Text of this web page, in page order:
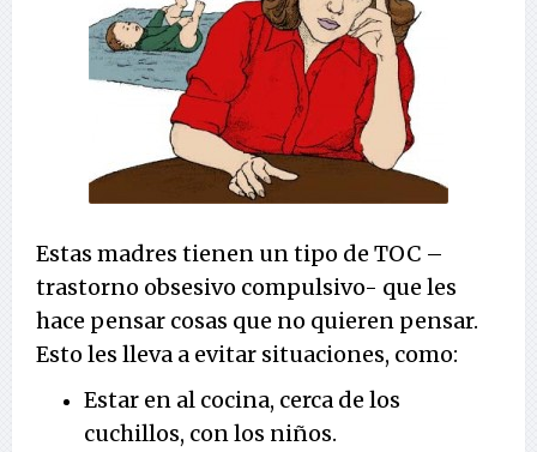
Estas madres tienen un tipo de TOC –
trastorno obsesivo compulsivo- que les
hace pensar cosas que no quieren pensar.
Esto les lleva a evitar situaciones, como:
Estar en al cocina, cerca de los
cuchillos, con los niños.